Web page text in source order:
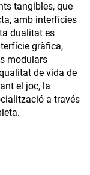
tangibles, que
amb interfícies
dualitat es
gràfica,
modulars
de vida de
el joc, la
a través